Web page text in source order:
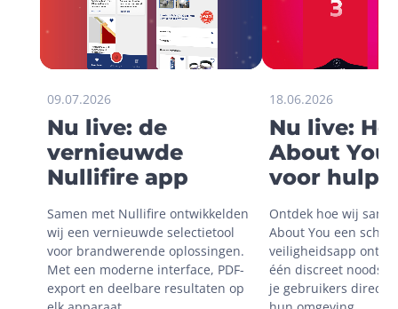
09.07.2026
Nu live: de
vernieuwde
Nullifire app
Samen met Nullifire ontwikkelden
wij een vernieuwde selectietool
voor brandwerende oplossingen.
Met een moderne interface, PDF-
export en deelbare resultaten op
18.06.2026
Nu live:
About You
voor hulp
onveilige
situaties
Ontdek hoe wij
About You een
veiligheidsapp
één discreet
je gebruikers direct